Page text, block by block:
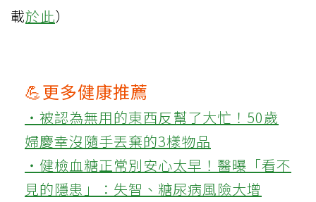
載於此）
💪更多健康推薦
‧被認為無用的東西反幫了大忙！50歲
婦慶幸沒隨手丟棄的3樣物品
‧健檢血糖正常別安心太早！醫曝「看不
見的隱患」：失智、糖尿病風險大增